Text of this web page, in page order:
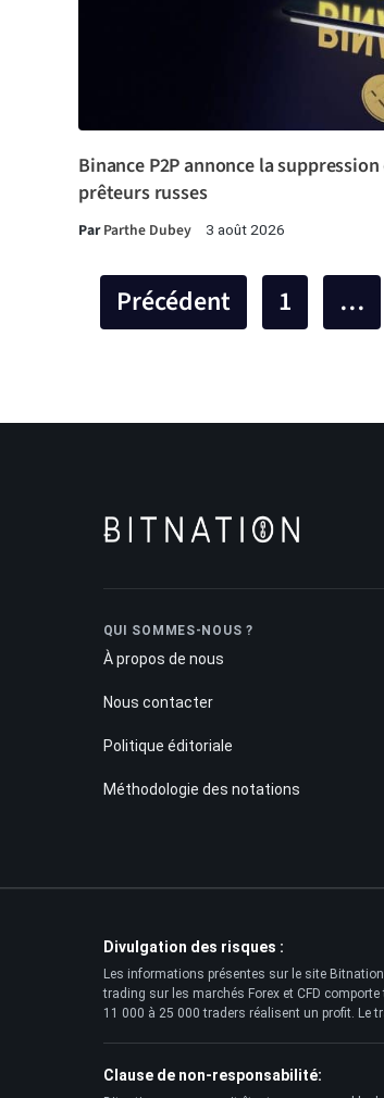
Binance P2P annonce la suppression
prêteurs russes
ParParthe Dubey 3 août 2026
Précédent 1 …
QUI SOMMES-NOUS ?
À propos de nous
Nous contacter
Politique éditoriale
Méthodologie des notations
Divulgation des risques :
Les informations présentes sur le site
trading sur les marchés Forex et CFD
11 000 à 25 000 traders réalisent un profit. Le
Clause de non-responsabilité: